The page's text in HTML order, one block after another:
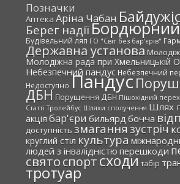
Позначки
Аптека Аріна Чабан
Берег надіїБордюрний
Будівельний ляп ГО "Світ без бар'єрів"
Державна установа
Молодіжна рада при Хмельницькій
Небезпечний пандус Небезпечний
Недоступно Пандус
ДБН Порущення ДБН Пішохідний
Статті Тролейбус Шляхи сполучення Шлях
акція бар'єри бильярд бочча
доступність змагання зустріч
круглий стіл культура
людей з інвалідністюперешкоди
святоспортсходитабір
тротуар